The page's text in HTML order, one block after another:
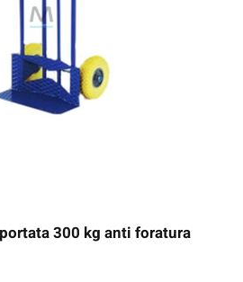
300 kg anti foratura